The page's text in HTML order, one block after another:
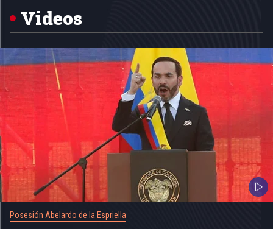
Videos
Posesión Abelardo de la Espriella